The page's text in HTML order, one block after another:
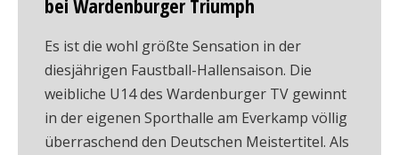
bei Wardenburger Triumph
Es ist die wohl größte Sensation in der
diesjährigen Faustball-Hallensaison. Die
weibliche U14 des Wardenburger TV gewinnt
in der eigenen Sporthalle am Everkamp völlig
überraschend den Deutschen Meistertitel. Als